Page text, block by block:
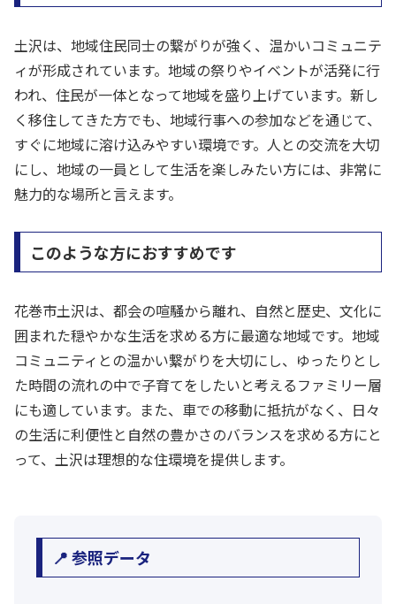
土沢は、地域住民同士の繋がりが強く、温かいコミュニテ
ィが形成されています。地域の祭りやイベントが活発に行
われ、住民が一体となって地域を盛り上げています。新し
く移住してきた方でも、地域行事への参加などを通じて、
すぐに地域に溶け込みやすい環境です。人との交流を大切
にし、地域の一員として生活を楽しみたい方には、非常に
魅力的な場所と言えます。
このような方におすすめです
花巻市土沢は、都会の喧騒から離れ、自然と歴史、文化に
囲まれた穏やかな生活を求める方に最適な地域です。地域
コミュニティとの温かい繋がりを大切にし、ゆったりとし
た時間の流れの中で子育てをしたいと考えるファミリー層
にも適しています。また、車での移動に抵抗がなく、日々
の生活に利便性と自然の豊かさのバランスを求める方にと
って、土沢は理想的な住環境を提供します。
📍 参照データ